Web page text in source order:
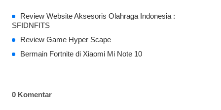
Review Website Aksesoris Olahraga Indonesia :
SFIDNFITS
Review Game Hyper Scape
Bermain Fortnite di Xiaomi Mi Note 10
0 Komentar